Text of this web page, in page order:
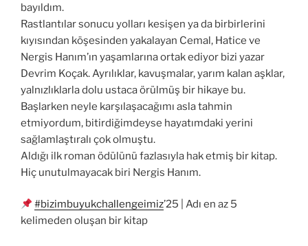
bayıldım.
Rastlantılar sonucu yolları kesişen ya da birbirlerini
kıyısından köşesinden yakalayan Cemal, Hatice ve
Nergis Hanım’ın yaşamlarına ortak ediyor bizi yazar
Devrim Koçak. Ayrılıklar, kavuşmalar, yarım kalan aşklar,
yalnızlıklarla dolu ustaca örülmüş bir hikaye bu.
Başlarken neyle karşılaşacağımı asla tahmin
etmiyordum, bitirdiğimdeyse hayatımdaki yerini
sağlamlaştıralı çok olmuştu.
Aldığı ilk roman ödülünü fazlasıyla hak etmiş bir kitap.
Hiç unutulmayacak biri Nergis Hanım.
#bizimbuyukchallengeimiz’25 | Adı en az 5
kelimeden oluşan bir kitap